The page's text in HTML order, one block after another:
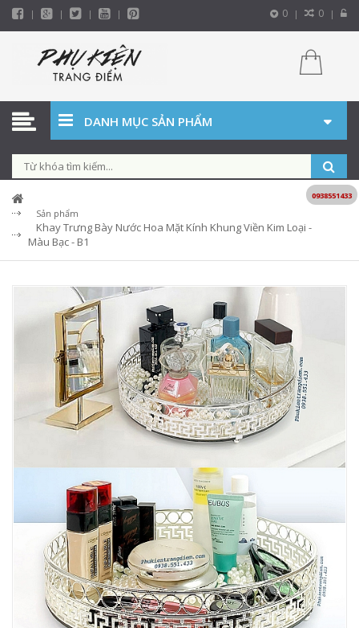
0 0
DANH MỤC SẢN PHẨM
Sản phẩm
Khay Trưng Bày Nước Hoa Mặt Kính Khung Viền Kim Loại -
Màu Bạc - B1
0938551433